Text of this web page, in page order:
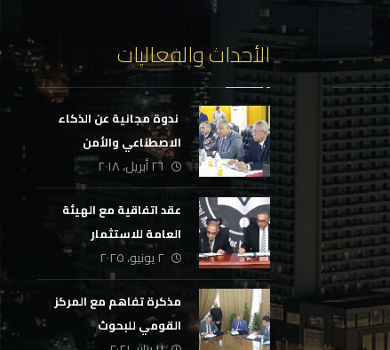
الأحداث والفعاليات
‏ ندوة مجانية عن الذكاء
الاصطناعي والأمن
السيبراني
٢٦ أبريل، ٢٠١٨
عقد اتفاقية مع الهيئة
العامة للاستثمار
٢ يونيو، ٢٠٢٥
مذكرة تفاهم مع المركز
القومي للبحوث